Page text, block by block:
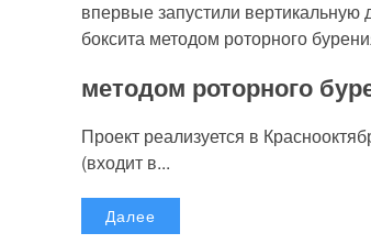
методом роторного
Проект реализуется в
(входит в...
Далее